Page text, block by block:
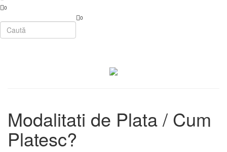
0
0
Modalitati de Plata / Cum
Platesc?